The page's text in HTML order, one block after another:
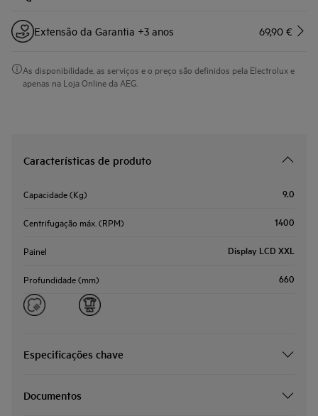
Extensão da Garantia +3 anos 69,90 €
As disponibilidade, as serviços e o preço são definidos pela Electrolux e
apenas na Loja Online da AEG.
Características de produto
Capacidade (Kg) 9.0
Centrifugação máx. (RPM) 1400
Painel Display LCD XXL
Profundidade (mm) 660
Especificações chave
Documentos